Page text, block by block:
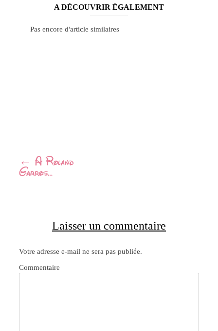
A DÉCOUVRIR ÉGALEMENT
Pas encore d'article similaires
Navigation
Article
← A Roland
Garros…
Laisser un commentaire
Votre adresse e-mail ne sera pas publiée.
Commentaire